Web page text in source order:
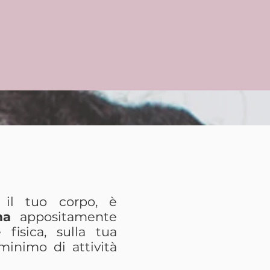
il tuo corpo, è
appositamente
fisica, sulla tua
di attività